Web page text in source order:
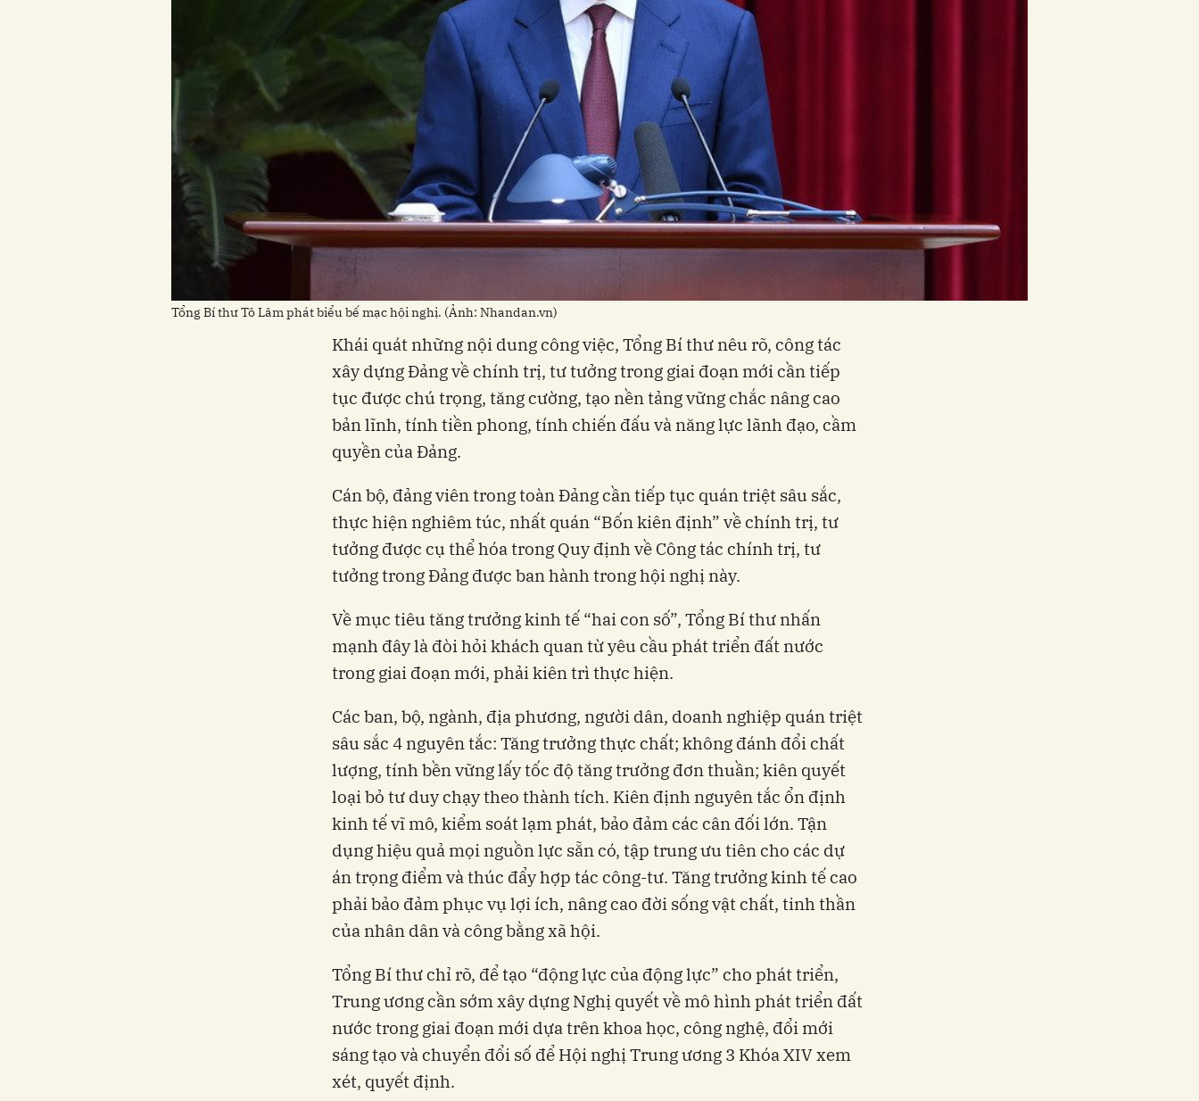
Tổng Bí thư Tô Lâm phát biểu bế mạc hội nghị. (Ảnh: Nhandan.vn)
Khái quát những nội dung công việc, Tổng Bí thư nêu rõ, công tác
xây dựng Đảng về chính trị, tư tưởng trong giai đoạn mới cần tiếp
tục được chú trọng, tăng cường, tạo nền tảng vững chắc nâng cao
bản lĩnh, tính tiền phong, tính chiến đấu và năng lực lãnh đạo, cầm
quyền của Đảng.
Cán bộ, đảng viên trong toàn Đảng cần tiếp tục quán triệt sâu sắc,
thực hiện nghiêm túc, nhất quán “Bốn kiên định” về chính trị, tư
tưởng được cụ thể hóa trong Quy định về Công tác chính trị, tư
tưởng trong Đảng được ban hành trong hội nghị này.
Về mục tiêu tăng trưởng kinh tế “hai con số”, Tổng Bí thư nhấn
mạnh đây là đòi hỏi khách quan từ yêu cầu phát triển đất nước
trong giai đoạn mới, phải kiên trì thực hiện.
Các ban, bộ, ngành, địa phương, người dân, doanh nghiệp quán triệt
sâu sắc 4 nguyên tắc: Tăng trưởng thực chất; không đánh đổi chất
lượng, tính bền vững lấy tốc độ tăng trưởng đơn thuần; kiên quyết
loại bỏ tư duy chạy theo thành tích. Kiên định nguyên tắc ổn định
kinh tế vĩ mô, kiểm soát lạm phát, bảo đảm các cân đối lớn. Tận
dụng hiệu quả mọi nguồn lực sẵn có, tập trung ưu tiên cho các dự
án trọng điểm và thúc đẩy hợp tác công-tư. Tăng trưởng kinh tế cao
phải bảo đảm phục vụ lợi ích, nâng cao đời sống vật chất, tinh thần
của nhân dân và công bằng xã hội.
Tổng Bí thư chỉ rõ, để tạo “động lực của động lực” cho phát triển,
Trung ương cần sớm xây dựng Nghị quyết về mô hình phát triển đất
nước trong giai đoạn mới dựa trên khoa học, công nghệ, đổi mới
sáng tạo và chuyển đổi số để Hội nghị Trung ương 3 Khóa XIV xem
xét, quyết định.